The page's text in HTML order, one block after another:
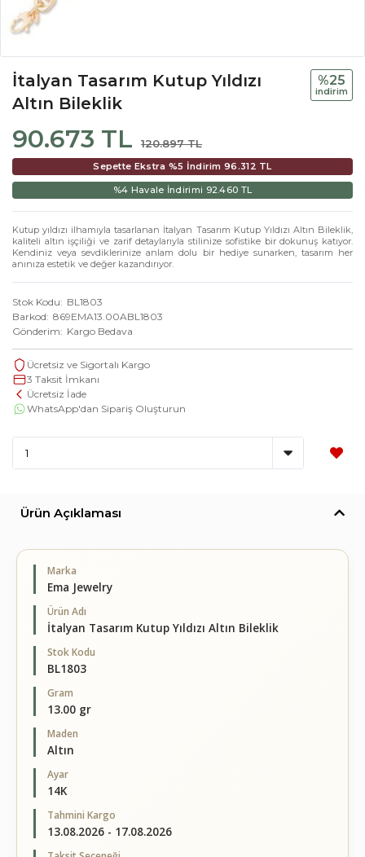
İtalyan Tasarım Kutup Yıldızı
Altın Bileklik
90.673 TL 120.897 TL
%25
i̇ndi̇ri̇m
Sepette Ekstra %5 İndirim96.312 TL
%4 Havale İndirimi 92.460 TL
Kutup yıldızı ilhamıyla tasarlanan İtalyan Tasarım Kutup Yıldızı Altın Bileklik,
kaliteli altın işçiliği ve zarif detaylarıyla stilinize sofistike bir dokunuş katıyor.
Kendiniz veya sevdiklerinize anlam dolu bir hediye sunarken, tasarım her
anınıza estetik ve değer kazandırıyor.
Stok Kodu
BL1803
Barkod 869EMA13.00ABL1803
Gönderim
Kargo Bedava
Ücretsiz ve Sigortalı Kargo
3 Taksit İmkanı
Ücretsiz İade
WhatsApp'dan Sipariş Oluşturun
Ürün Açıklaması
Marka
Ema Jewelry
Ürün Adı
İtalyan Tasarım Kutup Yıldızı Altın Bileklik
Stok Kodu
BL1803
Gram
13.00 gr
Maden
Altın
Ayar
14K
Tahmini Kargo
13.08.2026 - 17.08.2026